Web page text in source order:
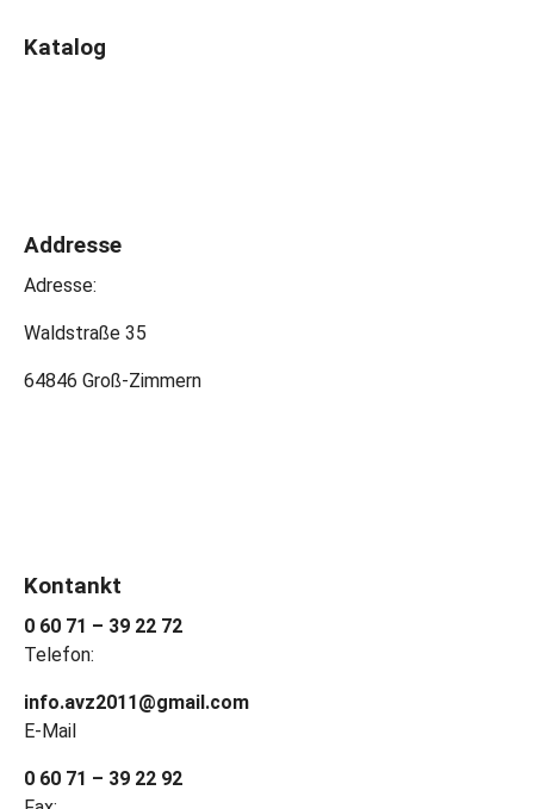
Katalog
Addresse
Adresse:
Waldstraße 35
64846 Groß-Zimmern
Kontankt
0 60 71 – 39 22 72
Telefon:
info.avz2011@gmail.com
E-Mail
0 60 71 – 39 22 92